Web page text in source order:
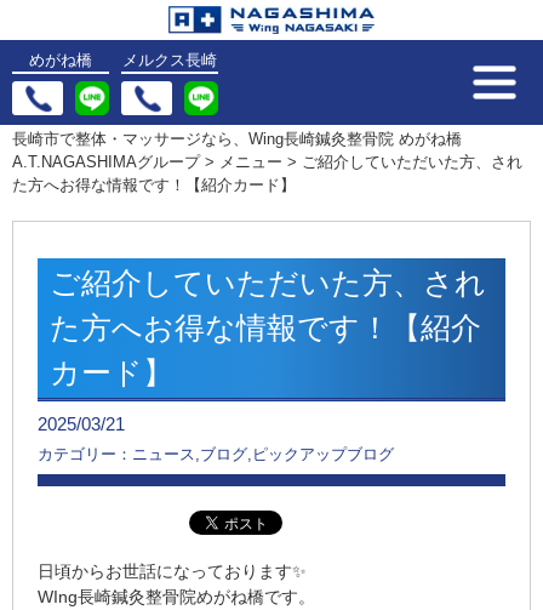
めがね橋 メルクス長崎
長崎市で整体・マッサージなら、Wing長崎鍼灸整骨院 めがね橋
A.T.NAGASHIMAグループ> メニュー > ご紹介していただいた方、され
た方へお得な情報です！【紹介カード】
ご紹介していただいた方、され
た方へお得な情報です！【紹介
カード】
2025/03/21
カテゴリー：ニュース,ブログ,ピックアップブログ
日頃からお世話になっております✨
WIng長崎鍼灸整骨院めがね橋です。